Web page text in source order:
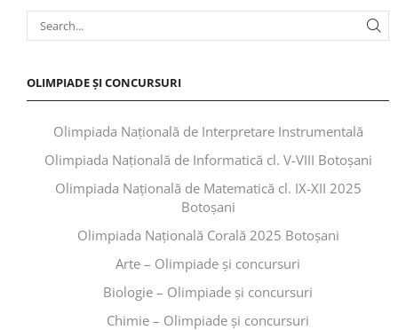
OLIMPIADE ȘI CONCURSURI
Olimpiada Națională de Interpretare Instrumentală
Olimpiada Națională de Informatică cl. V-VIII Botoșani
Olimpiada Națională de Matematică cl. IX-XII 2025
Botoșani
Olimpiada Națională Corală 2025 Botoșani
Arte – Olimpiade și concursuri
Biologie – Olimpiade și concursuri
Chimie – Olimpiade și concursuri